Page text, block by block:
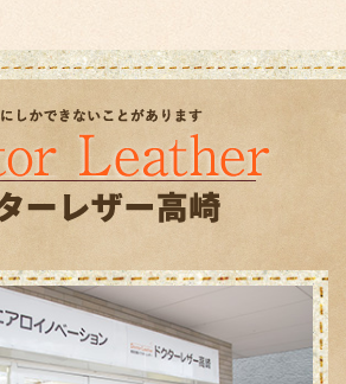
2025年4月(5)
2020年3月(1)
2019年6月 (1)
2019年4月(3)
2019年1月(6)
2018年12月 (2)
2018年11月 (2)